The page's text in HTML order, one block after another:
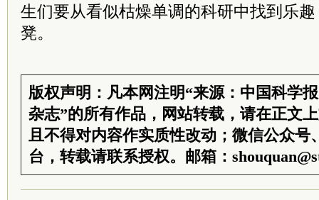
生们要从看似枯燥单调的科研中找到乐
凳。
版权声明：凡本网注明“来源：中国科学
杂志”的所有作品，网站转载，请在正文
且不得对内容作实质性改动；微信公众号
台，转载请联系授权。邮箱：